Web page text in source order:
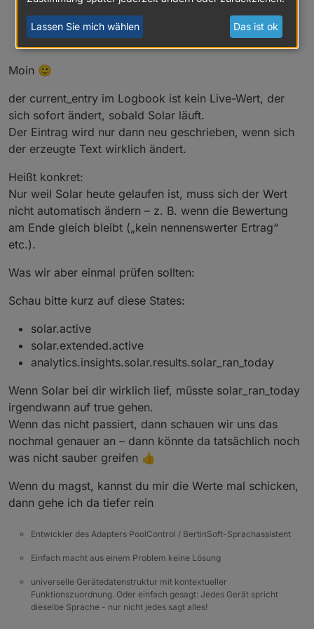
Änderung im Datenpunkt. Oder habe ich was
übersehen einzustellen?
Moin 🙂
der current_entry im Logbook ist kein Live-Wert, der
sich sofort ändert, sobald Solar läuft.
Der Eintrag wird nur dann neu geschrieben, wenn sich
der erzeugte Text wirklich ändert.
Heißt konkret:
Nur weil Solar heute gelaufen ist, muss sich der Wert
nicht automatisch ändern – z. B. wenn die Bewertung
am Ende gleich bleibt („kein nennenswerter Ertrag“
etc.).
Was wir aber einmal prüfen sollten:
Schau bitte kurz auf diese States:
solar.active
solar.extended.active
analytics.insights.solar.results.solar_ran_today
Wenn Solar bei dir wirklich lief, müsste solar_ran_today
irgendwann auf true gehen.
Wenn das nicht passiert, dann schauen wir uns das
nochmal genauer an – dann könnte da tatsächlich noch
was nicht sauber greifen 👍
Wenn du magst, kannst du mir die Werte mal schicken,
dann gehe ich da tiefer rein
Entwickler des Adapters PoolControl / BertinSoft-Sprachassistent
Einfach macht aus einem Problem keine Lösung
universelle Gerätedatenstruktur mit kontextueller
Funktionszuordnung. Oder einfach gesagt: Jedes Gerät spricht
dieselbe Sprache - nur nicht jedes sagt alles!
Lassen Sie mich wählen Das ist ok